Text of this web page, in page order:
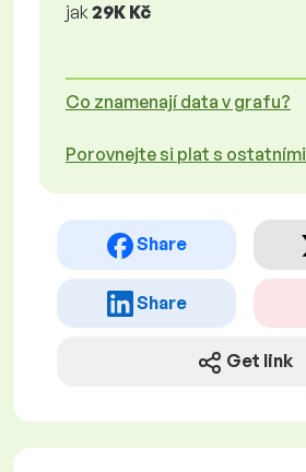
jak29K Kč
Co znamenají data v grafu?
Porovnejte si plat s ostatními
Share
Share
Get link